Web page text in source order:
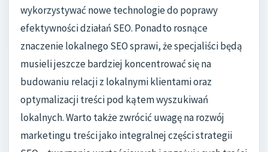
wykorzystywać nowe technologie do poprawy
efektywności działań SEO. Ponadto rosnące
znaczenie lokalnego SEO sprawi, że specjaliści będą
musieli jeszcze bardziej koncentrować się na
budowaniu relacji z lokalnymi klientami oraz
optymalizacji treści pod kątem wyszukiwań
lokalnych. Warto także zwrócić uwagę na rozwój
marketingu treści jako integralnej części strategii